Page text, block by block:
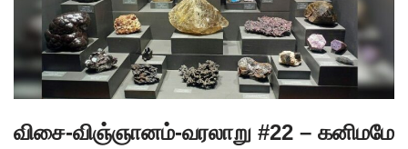
விசை-விஞ்ஞானம்-வரலாறு #22 – கனிமமே